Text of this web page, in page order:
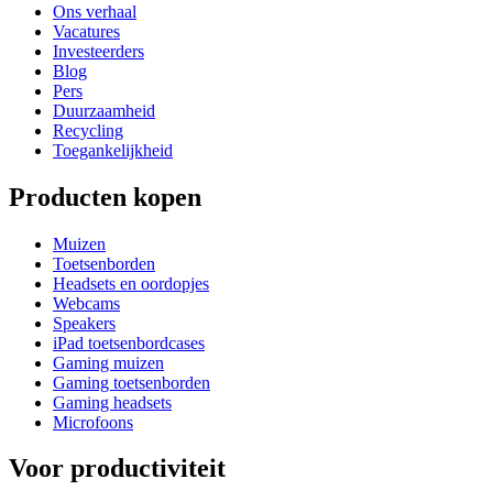
Ons verhaal
Vacatures
Investeerders
Blog
Pers
Duurzaamheid
Recycling
Toegankelijkheid
Producten kopen
Muizen
Toetsenborden
Headsets en oordopjes
Webcams
Speakers
iPad toetsenbordcases
Gaming muizen
Gaming toetsenborden
Gaming headsets
Microfoons
Voor productiviteit